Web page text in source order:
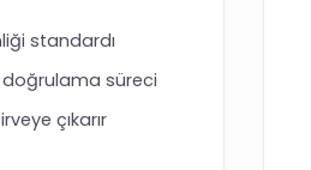
standardı
doğrulama süreci
çıkarır